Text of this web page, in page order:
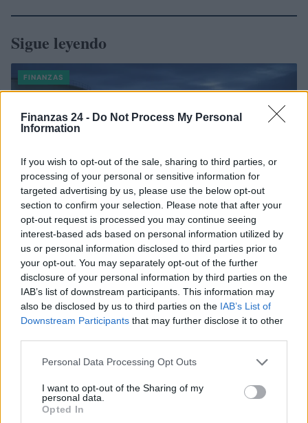
Finanzas 24 - Do Not Process My Personal
Information
If you wish to opt-out of the sale, sharing to third parties, or
processing of your personal or sensitive information for
targeted advertising by us, please use the below opt-out
section to confirm your selection. Please note that after your
opt-out request is processed you may continue seeing
interest-based ads based on personal information utilized by
us or personal information disclosed to third parties prior to
your opt-out. You may separately opt-out of the further
disclosure of your personal information by third parties on the
IAB’s list of downstream participants. This information may
also be disclosed by us to third parties on the IAB’s List of
Downstream Participants that may further disclose it to other
Please note that this website/app uses one or more Google
not limited to your visit or usage behaviour. You may click to
grant or deny consent to Google and its third-party tags to
use your data for below specified purposes in below Google
Personal Data Processing Opt Outs
I want to opt-out of the Sharing of my
personal data.
Opted In
Sigue leyendo
FINANZAS
Cómo la crisis de refino está afectando los precios de la
gasolina y el diésel
Lucía Herrera · 7 Ago 2026